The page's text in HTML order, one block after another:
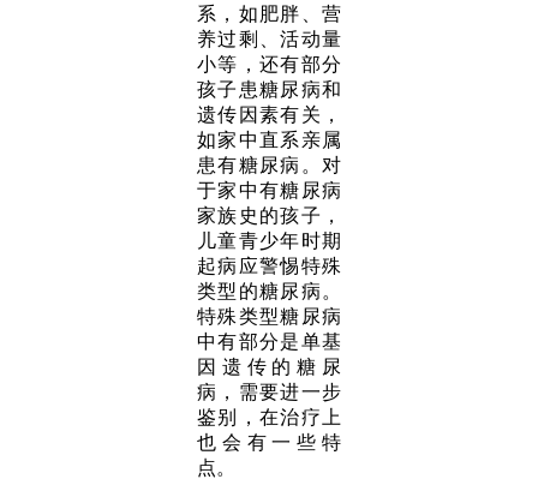
系，如肥胖、营
养过剩、活动量
小等，还有部分
孩子患糖尿病和
遗传因素有关，
如家中直系亲属
患有糖尿病。对
于家中有糖尿病
家族史的孩子，
儿童青少年时期
起病应警惕特殊
类型的糖尿病。
特殊类型糖尿病
中有部分是单基
因遗传的糖尿
病，需要进一步
鉴别，在治疗上
也会有一些特
点。